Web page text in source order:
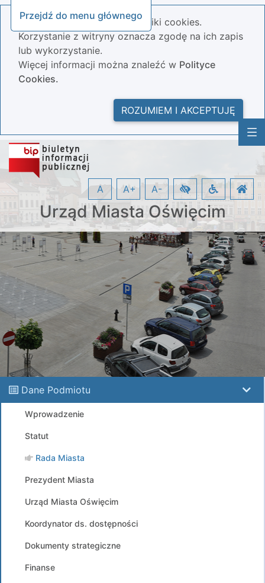
Przejdź do menu głównego
Nasza strona wykorzystuje pliki cookies.
Korzystanie z witryny oznacza zgodę na ich zapis
lub wykorzystanie.
Więcej informacji można znaleźć w Polityce
Cookies.
ROZUMIEM I AKCEPTUJĘ
Urząd Miasta Oświęcim
A A+ A-
Dane Podmiotu
Wprowadzenie
Statut
Rada Miasta
Prezydent Miasta
Urząd Miasta Oświęcim
Koordynator ds. dostępności
Dokumenty strategiczne
Finanse